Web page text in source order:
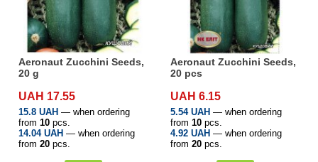
Aeronaut Zucchini Seeds,
20 g
UAH 17.55
15.8 UAH — when ordering
from 10 pcs.
14.04 UAH — when ordering
from 20 pcs.
Aeronaut Zucchini Seeds,
20 pcs
UAH 6.15
5.54 UAH — when ordering
from 10 pcs.
4.92 UAH — when ordering
from 20 pcs.
Семена капусты
Семена картофеля
Семена клубники
Семена крупная фасовка
Гербициды
Фунгициды
Стимуляторы роста растений
Биозащита растений
Удобрения «Кемира Люкс»
Минеральные удобрения
Удобрения на основе гуматов
Удобрения «Квантум»
Внесение удобрений
Семена Профессиональная Упаковка
Голландия
упаковке
Семена капусты в профессиональной
упаковке
Семена перца в профессиональной
упаковке
Семена моркови в профессиональной
Удобрения «Реаком»